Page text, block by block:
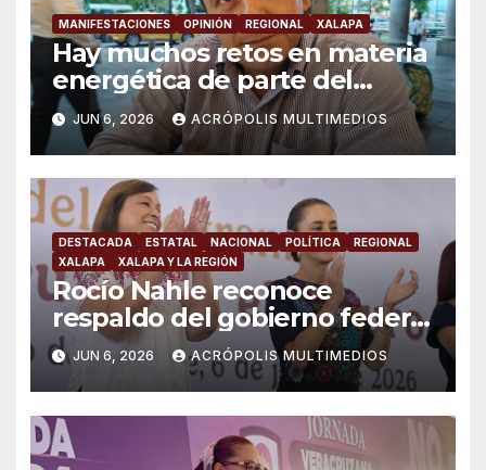
MANIFESTACIONES OPINIÓN REGIONAL XALAPA
Hay muchos retos en materia
energética de parte del
gobierno: “Movimiento de
Lucha Social”
JUN 6, 2026 ACRÓPOLIS MULTIMEDIOS
DESTACADA ESTATAL NACIONAL POLÍTICA
REGIONAL
XALAPA
XALAPA Y LA REGIÓN
Rocío Nahle reconoce
respaldo del gobierno federal
en beneficio de los jóvenes
JUN 6, 2026 ACRÓPOLIS MULTIMEDIOS